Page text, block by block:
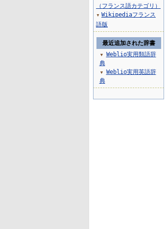
（フランス語カテゴリ）
▼ Wikipediaフランス
語版
最近追加された辞書
▼
Weblio実用類語辞
典
▼
Weblio実用英語辞
典